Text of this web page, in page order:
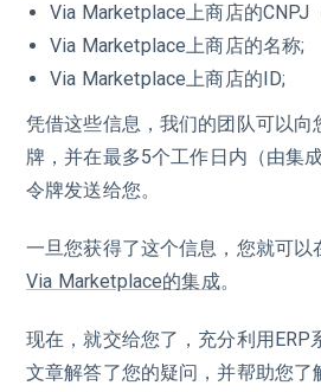
Via Marketplace上商店的CNPJ
Via Marketplace上商店的名称;
Via Marketplace上商店的ID;
凭借这些信息，我们的团队可以向
牌，并在最多5个工作日内（由集
令牌发送给您。
一旦您获得了这个信息，您就可以
Via Marketplace的集成。
现在，就交给您了，充分利用ERP
文章解答了您的疑问，并帮助您了